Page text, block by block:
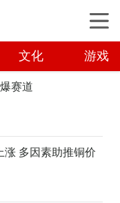
文化 游戏
赛道
涨 多因素助推铜价